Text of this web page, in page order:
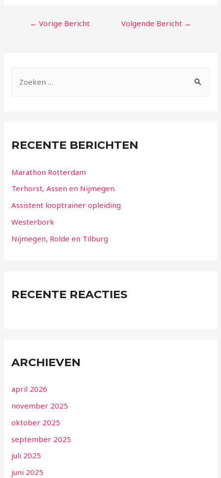
← Vorige Bericht Volgende Bericht →
RECENTE BERICHTEN
Marathon Rotterdam
Terhorst, Assen en Nijmegen.
Assistent looptrainer opleiding
Westerbork
Nijmegen, Rolde en Tilburg
RECENTE REACTIES
ARCHIEVEN
april 2026
november 2025
oktober 2025
september 2025
juli 2025
juni 2025